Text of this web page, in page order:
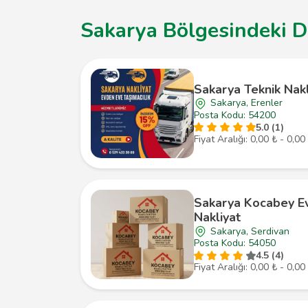
Sakarya Bölgesindeki
Sakarya Teknik
Sakarya, Erenler
Posta Kodu: 54200
5.0 (1)
Fiyat Aralığı: 0,00 ₺ - 0,00
Sakarya Kocabey
Nakliyat
Sakarya, Serdivan
Posta Kodu: 54050
4.5 (4)
Fiyat Aralığı: 0,00 ₺ - 0,00